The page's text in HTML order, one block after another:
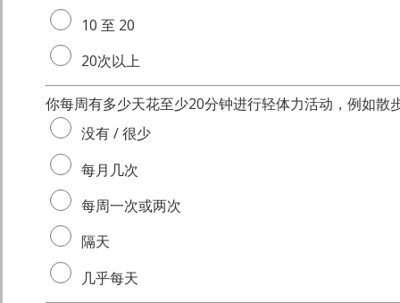
10 至 20
20次以上
你每周有多少天花至少20分钟进行轻体力活动，例如散
没有 / 很少
每月几次
每周一次或两次
隔天
几乎每天